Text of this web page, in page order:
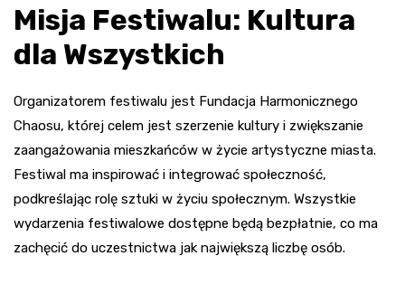
Misja Festiwalu: Kultura
dla Wszystkich
Organizatorem festiwalu jest Fundacja Harmonicznego
Chaosu, której celem jest szerzenie kultury i zwiększanie
zaangażowania mieszkańców w życie artystyczne miasta.
Festiwal ma inspirować i integrować społeczność,
podkreślając rolę sztuki w życiu społecznym. Wszystkie
wydarzenia festiwalowe dostępne będą bezpłatnie, co ma
zachęcić do uczestnictwa jak największą liczbę osób.